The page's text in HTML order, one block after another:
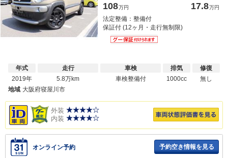
108万円 17.8万円
法定整備：整備付
保証付 (12ヶ月・走行無制限)
年式
2019年
走行
5.8万km
車検
車検整備付
排気
1000cc
修復
無し
地域 大阪府寝屋川市
外装
内装
オンライン予約 予約空き情報を見る